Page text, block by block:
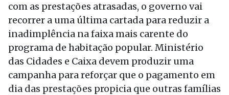
com as prestações atrasadas, o governo vai
recorrer a uma última cartada para reduzir a
inadimplência na faixa mais carente do
programa de habitação popular. Ministério
das Cidades e Caixa devem produzir uma
campanha para reforçar que o pagamento em
dia das prestações propicia que outras famílias